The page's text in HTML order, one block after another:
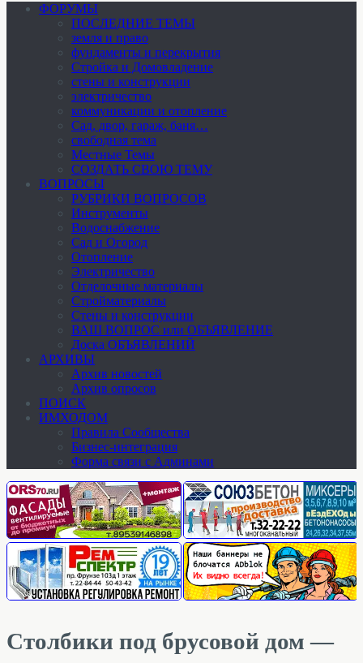
ФОРУМЫ
ПОСЛЕДНИЕ ТЕМЫ
земля и право
фундаменты и перекрытия
Стройка и Домовладение
стены и конструкции
электричество
коммуникации и отопление
Cад, двор, гараж, баня…
свободная тема
Местные Темы
СОЗДАТЬ СВОЮ ТЕМУ
ВОПРОСЫ
РУБРИКИ ВОПРОСОВ
Инструменты
Водоснабжение
Сад и Огород
Отопление
Электричество
Отделочные материалы
Стройматериалы
Стены и конструкции
ВАШ ВОПРОС или ОБЪЯВЛЕНИЕ
Доска ОБЪЯВЛЕНИЙ
АРХИВЫ
Архив новостей
Архив опросов
ПОИСК
ИМХОДОМ
Правила Сообщества
Бизнес-интеграция
Форма связи с Админами
Столбики под брусовой дом —